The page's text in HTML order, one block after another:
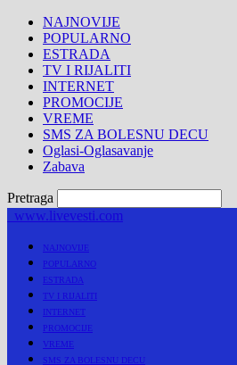
NAJNOVIJE
POPULARNO
ESTRADA
TV I RIJALITI
INTERNET
PROMOCIJE
VREME
SMS ZA BOLESNU DECU
Oglasi-Oglasavanje
Zabava
Pretraga
www.livevesti.com
NAJNOVIJE
POPULARNO
ESTRADA
TV I RIJALITI
INTERNET
PROMOCIJE
VREME
SMS ZA BOLESNU DECU